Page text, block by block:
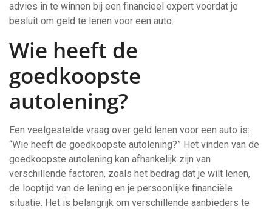
advies in te winnen bij een financieel expert voordat je
besluit om geld te lenen voor een auto.
Wie heeft de
goedkoopste
autolening?
Een veelgestelde vraag over geld lenen voor een auto is:
“Wie heeft de goedkoopste autolening?” Het vinden van de
goedkoopste autolening kan afhankelijk zijn van
verschillende factoren, zoals het bedrag dat je wilt lenen,
de looptijd van de lening en je persoonlijke financiële
situatie. Het is belangrijk om verschillende aanbieders te